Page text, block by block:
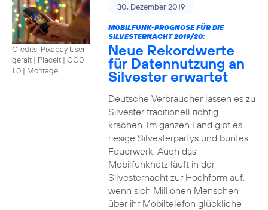
Credits: Pixabay User
geralt | Placeit | CC0
1.0 | Montage
30. Dezember 2019
MOBILFUNK-PROGNOSE FÜR DIE
SILVESTERNACHT 2019/20:
Neue Rekordwerte
für Datennutzung an
Silvester erwartet
Deutsche Verbraucher lassen es zu
Silvester traditionell richtig
krachen. Im ganzen Land gibt es
riesige Silvesterpartys und buntes
Feuerwerk. Auch das
Mobilfunknetz läuft in der
Silvesternacht zur Hochform auf,
wenn sich Millionen Menschen
über ihr Mobiltelefon glückliche